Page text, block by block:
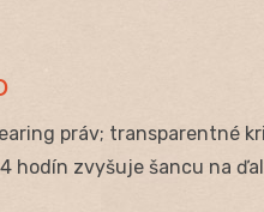
práv; transparentné
hodín zvyšuje šancu na